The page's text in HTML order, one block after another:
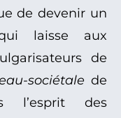
de devenir un
laisse aux
de
sociétale de
l’esprit des